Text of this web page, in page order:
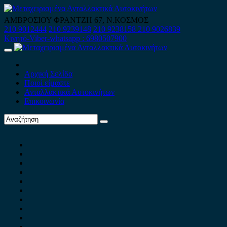
Skip
to
content
ΑΜΒΡΟΣΙΟΥ ΦΡΑΝΤΖΗ 67, Ν.ΚΟΣΜΟΣ
210 9012444 210 9239148 210 9238158 210 9026839
Κινητό-Viber-whatsapp : 6980507900
Primary
Αρχική Σελίδα
Ποιοί είμαστε
Ανταλλακτικά Αυτοκινήτων
Επικοινωνία